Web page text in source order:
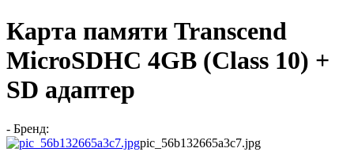
Карта памяти Transcend
MicroSDHC 4GB (Class 10) +
SD адаптер
- Бренд:
pic_56b132665a3c7.jpg